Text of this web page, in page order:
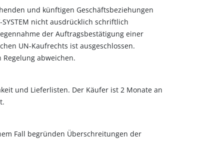
und künftigen Geschäftsbeziehungen
nicht ausdrücklich schriftlich
der Auftragsbestätigung einer
UN-Kaufrechts ist ausgeschlossen.
abweichen.
und Lieferlisten. Der Käufer ist 2 Monate an
Fall begründen Überschreitungen der